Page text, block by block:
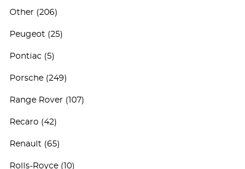
Other (206)
Peugeot (25)
Pontiac (5)
Porsche (249)
Range Rover (107)
Recaro (42)
Renault (65)
Rolls-Royce (10)